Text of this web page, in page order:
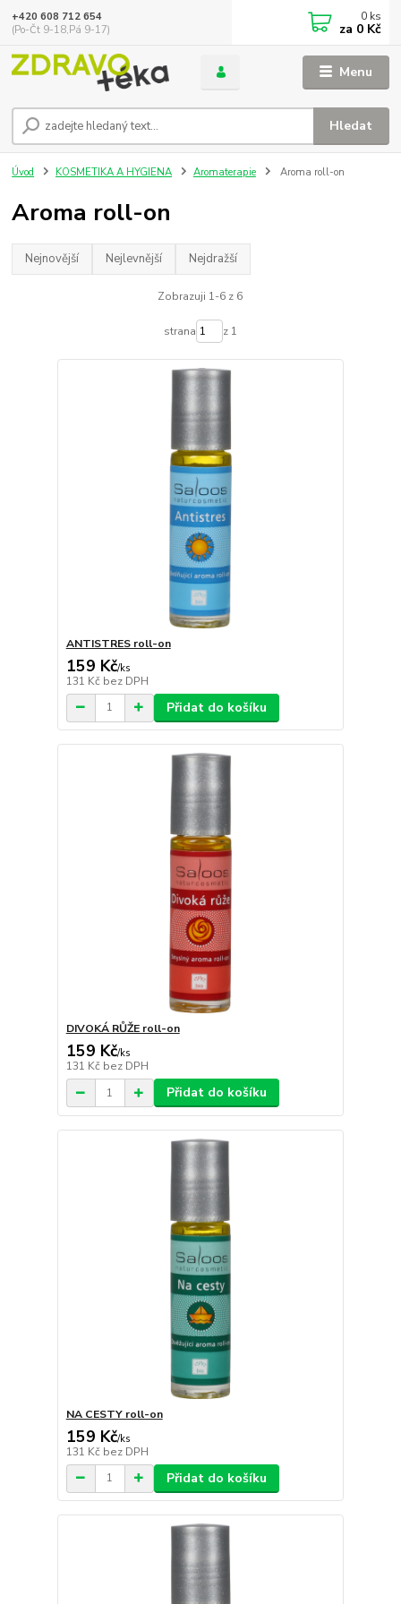
Menu
Hledat
+420 608 712 654
(Po-Čt 9-18,Pá 9-17)
0 ks
za 0 Kč
Úvod KOSMETIKA A HYGIENA Aromaterapie Aroma roll-on
Aroma roll-on
Nejnovější Nejlevnější Nejdražší
Zobrazuji 1-6 z 6
strana z 1
ANTISTRES roll-on
159 Kč/ks
131 Kč bez DPH
Přidat do košíku
DIVOKÁ RŮŽE roll-on
159 Kč/ks
131 Kč bez DPH
Přidat do košíku
NA CESTY roll-on
159 Kč/ks
131 Kč bez DPH
Přidat do košíku